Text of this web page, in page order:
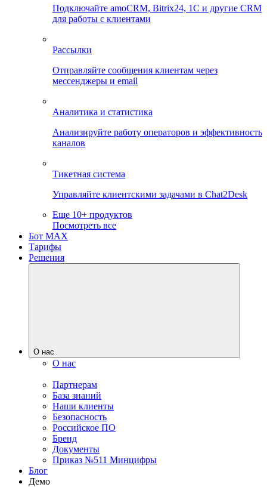
Подключайте amoCRM, Bitrix24, 1C и другие CRM
для работы с клиентами
Рассылки
Отправляйте сообщения клиентам через
мессенджеры и email
Аналитика и статистика
Анализируйте работу операторов и эффективность
каналов
Тикетная система
Управляйте клиентскими задачами в Chat2Desk
Еще 10+ продуктов
Посмотреть все
Бот MAX
Тарифы
Решения
О нас
О нас
Партнерам
База знаний
Наши клиенты
Безопасность
Российское ПО
Бренд
Документы
Приказ №511 Минцифры
Блог
Демо